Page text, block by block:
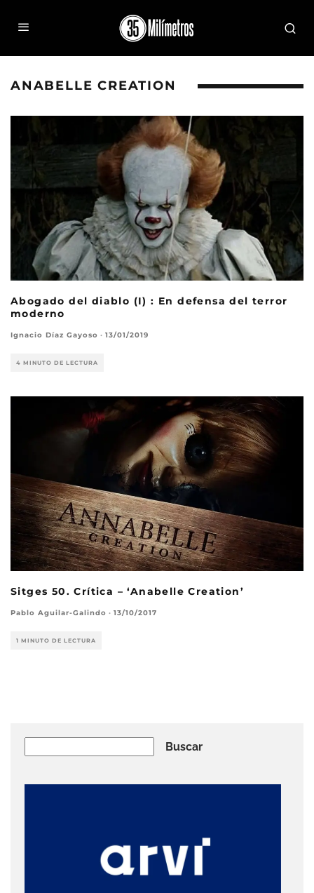
ANABELLE CREATION
Abogado del diablo (I) : En defensa del terror
moderno
Ignacio Díaz Gayoso · 13/01/2019
4 MINUTO DE LECTURA
Sitges 50. Crítica – ‘Anabelle Creation’
Pablo Aguilar-Galindo · 13/10/2017
1 MINUTO DE LECTURA
Buscar